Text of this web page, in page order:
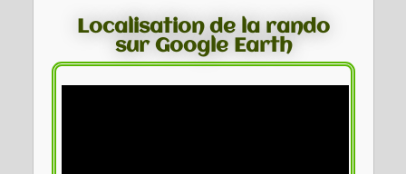
Localisation de la rando
sur Google Earth